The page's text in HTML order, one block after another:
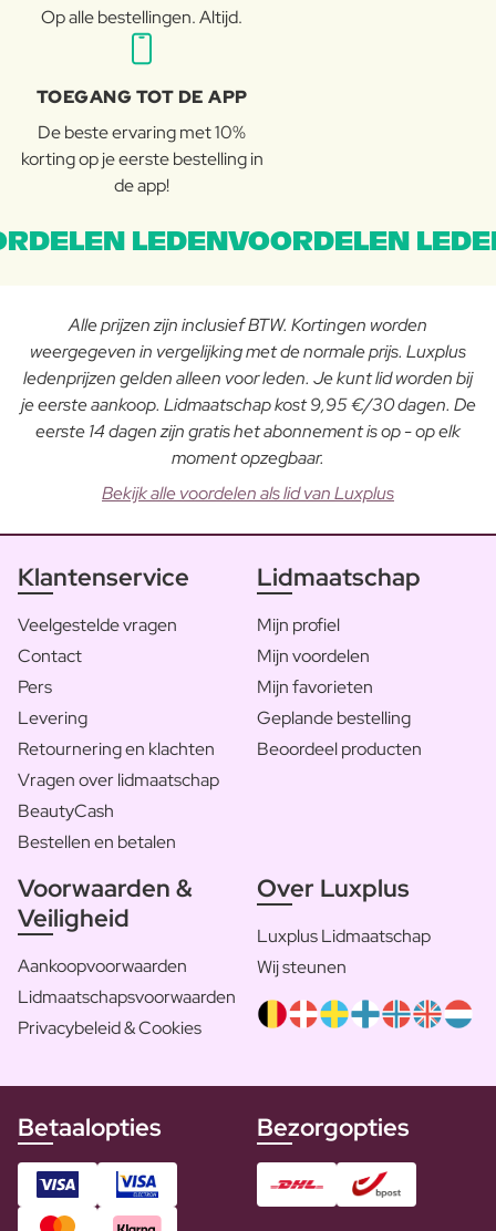
Op alle bestellingen. Altijd.
TOEGANG TOT DE APP
De beste ervaring met 10%
korting op je eerste bestelling in
de app!
LEDENVOORDELEN
Alle prijzen zijn inclusief BTW. Kortingen worden
weergegeven in vergelijking met de normale prijs. Luxplus
ledenprijzen gelden alleen voor leden. Je kunt lid worden bij
je eerste aankoop. Lidmaatschap kost 9,95 €/30 dagen. De
eerste 14 dagen zijn gratis het abonnement is op - op elk
moment opzegbaar.
Bekijk alle voordelen als lid van Luxplus
Klantenservice
Veelgestelde vragen
Contact
Pers
Levering
Retournering en klachten
Vragen over lidmaatschap
BeautyCash
Bestellen en betalen
Lidmaatschap
Mijn profiel
Mijn voordelen
Mijn favorieten
Geplande bestelling
Beoordeel producten
Voorwaarden &
Veiligheid
Aankoopvoorwaarden
Lidmaatschapsvoorwaarden
Privacybeleid & Cookies
Over Luxplus
Luxplus Lidmaatschap
Wij steunen
Betaalopties Bezorgopties